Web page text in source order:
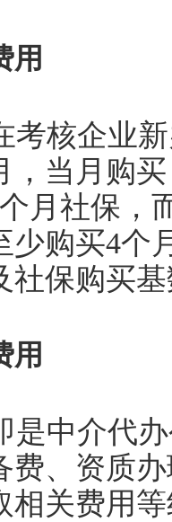
用
核企业
，当月购
月社保，
少购买4个
社保购买
用
中介代
费、资质
相关费用